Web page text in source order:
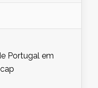
Portugal em